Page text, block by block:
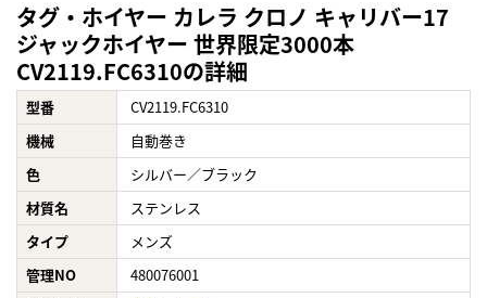
タグ・ホイヤー カレラ クロノ キャリバー17
ジャックホイヤー 世界限定3000本
CV2119.FC6310の詳細
型番
CV2119.FC6310
機械
自動巻き
色
シルバー／ブラック
材質名
ステンレス
タイプ
メンズ
管理NO
480076001